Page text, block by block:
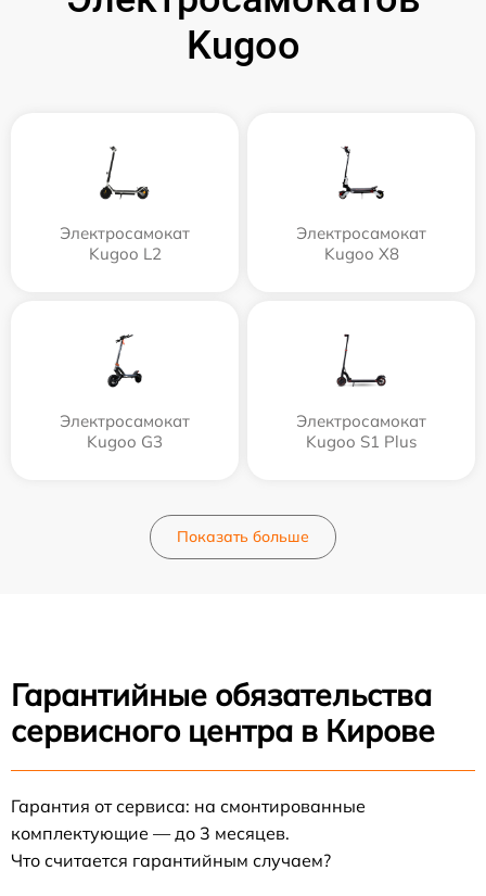
Kugoo
Электросамокат
Kugoo L2
Электросамокат
Kugoo X8
Электросамокат
Kugoo G3
Электросамокат
Kugoo S1 Plus
Показать больше
Гарантийные обязательства
сервисного центра в Кирове
Гарантия от сервиса: на смонтированные
комплектующие — до 3 месяцев.
Что считается гарантийным случаем?